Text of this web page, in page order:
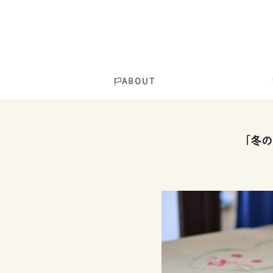
ABOUT
「冬